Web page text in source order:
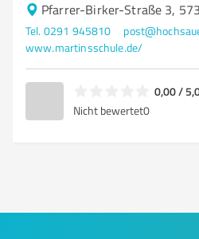
Pfarrer-Birker-Straße 3,
Tel. 0291 945810
www.martinsschule.de/
0,00 /
Nicht bewertet0